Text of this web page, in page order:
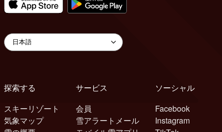
探索する
スキーリゾート
気象マップ
サービス
会員
雪アラートメール
ソーシャル
Facebook
Instagram